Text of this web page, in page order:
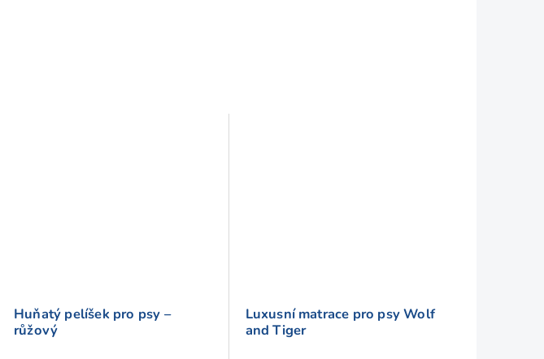
Huňatý pelíšek pro psy –
růžový
Luxusní matrace pro psy Wolf
and Tiger